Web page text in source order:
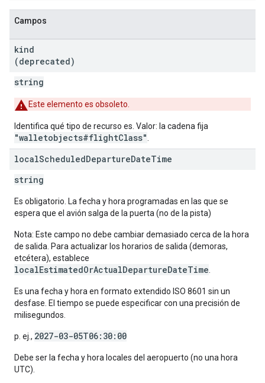
Campos
kind
(deprecated)
string
Este elemento es obsoleto.
Identifica qué tipo de recurso es. Valor: la cadena fija
"walletobjects#flightClass"
localScheduledDepartureDateTime
string
Es obligatorio. La fecha y hora programadas en las que se
espera que el avión salga de la puerta (no de la pista)
Nota: Este campo no debe cambiar demasiado cerca de la hora
de salida. Para actualizar los horarios de salida (demoras,
etcétera), establece
localEstimatedOrActualDepartureDateTime
Es una fecha y hora en formato extendido ISO 8601 sin un
desfase. El tiempo se puede especificar con una precisión de
milisegundos.
p. ej., 2027-03-05T06:30:00
Debe ser la fecha y hora locales del aeropuerto (no una hora
UTC).